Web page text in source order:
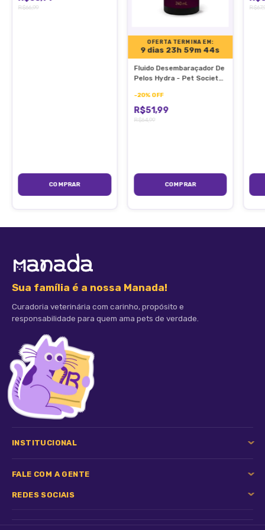
melhor resultado, utilize com o Condicionador Brilho e
R$66,99
OFERTA TERMINA EM:
9 dias 23h 59m 44s
Fluido Desembaraçador De
Pelos Hydra - Pet Society
-20%OFF
R$51,99
R$64,99
Sua família é a nossa Manada!
Curadoria veterinária com carinho, propósito e
responsabilidade para quem ama pets de verdade.
INSTITUCIONAL
FALE COM A GENTE
REDES SOCIAIS